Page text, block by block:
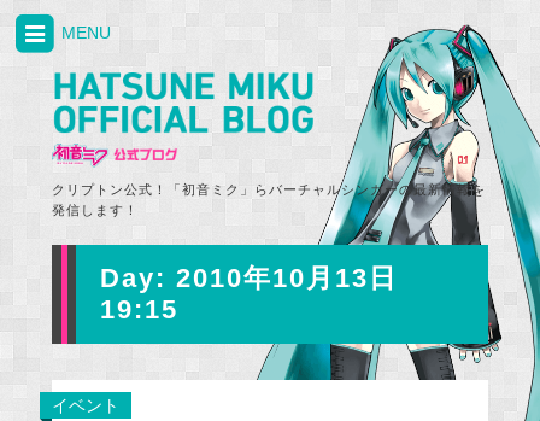
クリプトン公式！「初音ミク」らバーチャルシンガーの最新情報を
発信します！
MENU
Day: 2010年10月13日
19:15
イベント